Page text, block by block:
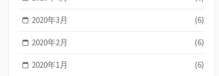
2020年3月 (6)
2020年2月 (6)
2020年1月 (6)